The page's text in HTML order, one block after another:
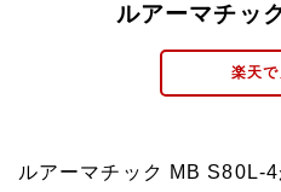
ルアーマチッ
楽天で
ルアーマチック MB S80L-